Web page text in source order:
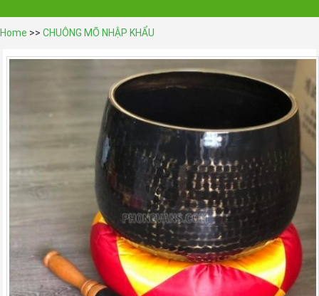
Home >> CHUÔNG MÕ NHẬP KHẨU